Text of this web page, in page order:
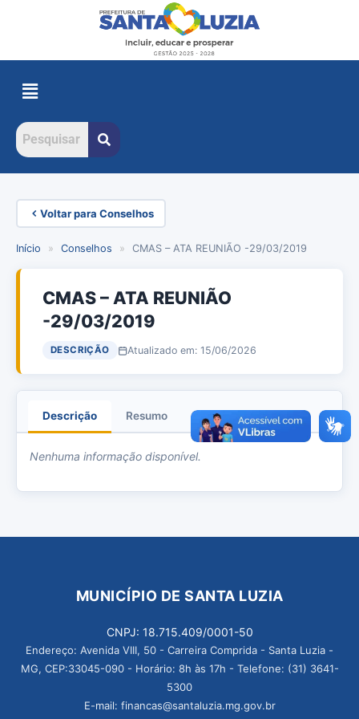
Voltar para Conselhos
Início » Conselhos » CMAS – ATA REUNIÃO -29/03/2019
CMAS – ATA REUNIÃO
-29/03/2019
DESCRIÇÃO Atualizado em: 15/06/2026
Descrição Resumo Anexos
Nenhuma informação disponível.
MUNICÍPIO DE SANTA LUZIA
CNPJ: 18.715.409/0001-50
Endereço: Avenida VIII, 50 - Carreira Comprida - Santa Luzia -
MG, CEP:33045-090 - Horário: 8h às 17h - Telefone: (31) 3641-
5300
E-mail: financas@santaluzia.mg.gov.br